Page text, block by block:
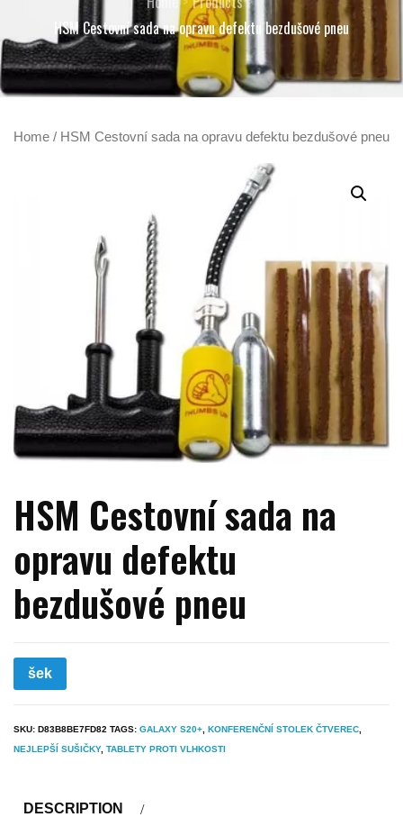
HSM Cestovní sada na opravu defektu bezdušové pneu
Home / HSM Cestovní sada na opravu defektu bezdušové pneu
HSM Cestovní sada na
opravu defektu
bezdušové pneu
šek
SKU: D83B8BE7FD82 TAGS: GALAXY S20+ KONFERENČNÍ STOLEK ČTVEREC
NEJLEPŠÍ SUŠIČKY, TABLETY PROTI VLHKOSTI
DESCRIPTION